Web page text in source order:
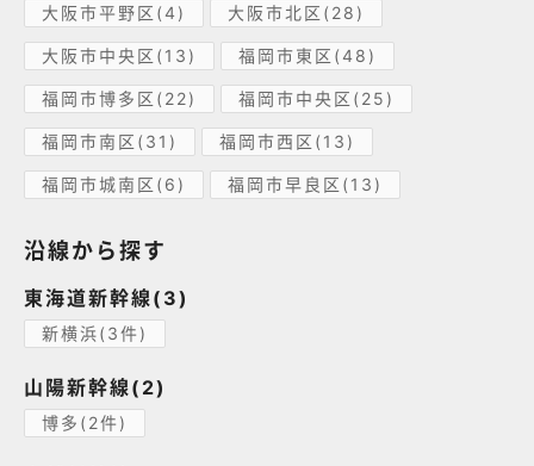
大阪市平野区(4) 大阪市北区(28)
大阪市中央区(13) 福岡市東区(48)
福岡市博多区(22) 福岡市中央区(25)
福岡市南区(31) 福岡市西区(13)
福岡市城南区(6) 福岡市早良区(13)
沿線から探す
東海道新幹線(3)
新横浜(3件)
山陽新幹線(2)
博多(2件)